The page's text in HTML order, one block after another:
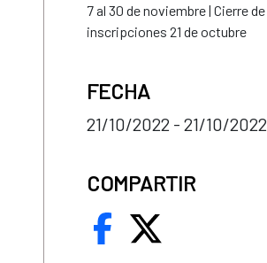
7 al 30 de noviembre | Cierre de
inscripciones 21 de octubre
FECHA
21/10/2022 - 21/10/2022
COMPARTIR